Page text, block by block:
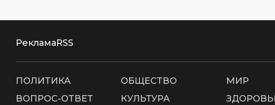
РекламаRSS
ПОЛИТИКА ОБЩЕСТВО МИР
ВОПРОС-ОТВЕТ
КУЛЬТУРА